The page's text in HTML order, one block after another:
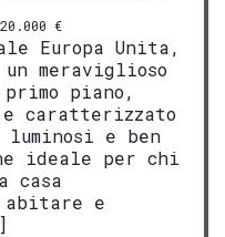
€
Europa Unita,
meraviglioso
piano,
e caratterizzato
e ben
ideale per chi
casa
abitare e